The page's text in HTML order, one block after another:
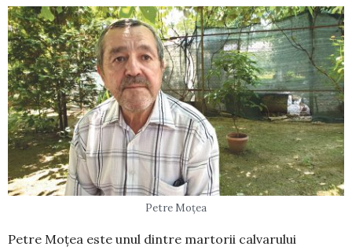
Petre Moțea
Petre Moțea este unul dintre martorii calvarului